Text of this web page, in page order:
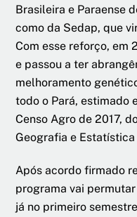
Brasileira e Paraense
como da Sedap, que
Com esse reforço, em
e passou a ter
melhoramento
todo o Pará, estimado
Censo Agro de 2017,
Geografia e Estatística
Após acordo firmado
programa vai
já no primeiro